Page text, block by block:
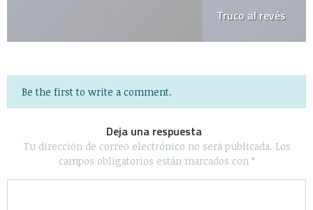
Be the first to write a comment.
Deja una respuesta
Tu dirección de correo electrónico no será publicada. Los
campos obligatorios están marcados con *